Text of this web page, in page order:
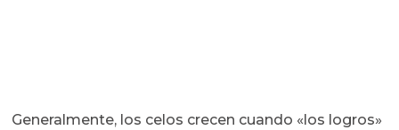
Generalmente, los celos crecen cuando «los logros»